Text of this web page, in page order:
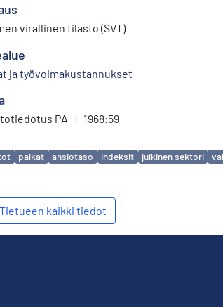
virallinen tilasto (SVT)
ja työvoimakustannukset
PA | 1968:59
palkat ansiotaso indeksit julkinen sektori
Tietueen kaikki tiedot